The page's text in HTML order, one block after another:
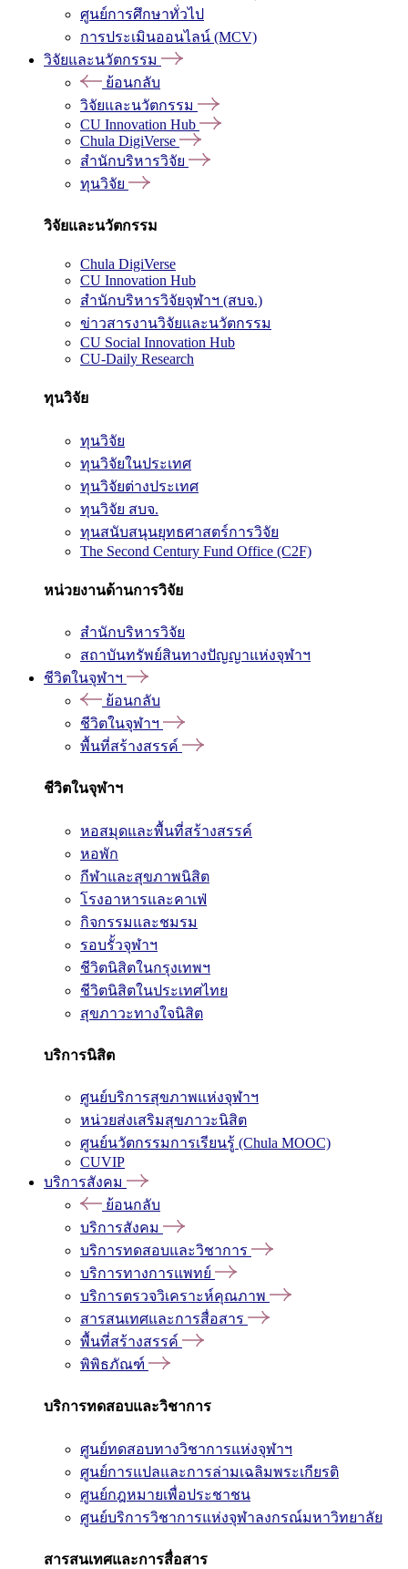
ศูนย์การศึกษาทั่วไป
การประเมินออนไลน์ (MCV)
วิจัยและนวัตกรรม
ย้อนกลับ
วิจัยและนวัตกรรม
CU Innovation Hub
Chula DigiVerse
สำนักบริหารวิจัย
ทุนวิจัย
วิจัยและนวัตกรรม
Chula DigiVerse
CU Innovation Hub
สำนักบริหารวิจัยจุฬาฯ (สบจ.)
ข่าวสารงานวิจัยและนวัตกรรม
CU Social Innovation Hub
CU-Daily Research
ทุนวิจัย
ทุนวิจัย
ทุนวิจัยในประเทศ
ทุนวิจัยต่างประเทศ
ทุนวิจัย สบจ.
ทุนสนับสนุนยุทธศาสตร์การวิจัย
The Second Century Fund Office (C2F)
หน่วยงานด้านการวิจัย
สำนักบริหารวิจัย
สถาบันทรัพย์สินทางปัญญาแห่งจุฬาฯ
ชีวิตในจุฬาฯ
ย้อนกลับ
ชีวิตในจุฬาฯ
พื้นที่สร้างสรรค์
ชีวิตในจุฬาฯ
หอสมุดและพื้นที่สร้างสรรค์
หอพัก
กีฬาและสุขภาพนิสิต
โรงอาหารและคาเฟ่
กิจกรรมและชมรม
รอบรั้วจุฬาฯ
ชีวิตนิสิตในกรุงเทพฯ
ชีวิตนิสิตในประเทศไทย
สุขภาวะทางใจนิสิต
บริการนิสิต
ศูนย์บริการสุขภาพแห่งจุฬาฯ
หน่วยส่งเสริมสุขภาวะนิสิต
ศูนย์นวัตกรรมการเรียนรู้ (Chula MOOC)
CUVIP
บริการสังคม
ย้อนกลับ
บริการสังคม
บริการทดสอบและวิชาการ
บริการทางการแพทย์
บริการตรวจวิเคราะห์คุณภาพ
สารสนเทศและการสื่อสาร
พื้นที่สร้างสรรค์
พิพิธภัณฑ์
บริการทดสอบและวิชาการ
ศูนย์ทดสอบทางวิชาการแห่งจุฬาฯ
ศูนย์การแปลและการล่ามเฉลิมพระเกียรติ
ศูนย์กฎหมายเพื่อประชาชน
ศูนย์บริการวิชาการแห่งจุฬาลงกรณ์มหาวิทยาลัย
สารสนเทศและการสื่อสาร